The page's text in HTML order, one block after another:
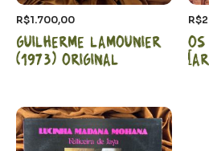
R$1.700,00
Guilherme Lamounier
(1973) Original
R$